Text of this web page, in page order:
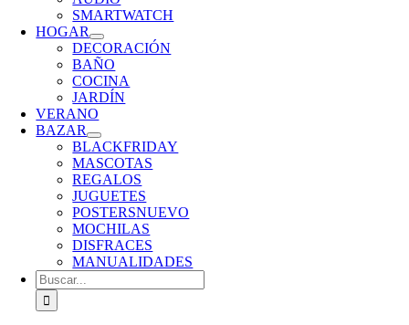
SMARTWATCH
HOGAR
DECORACIÓN
BAÑO
COCINA
JARDÍN
VERANO
BAZAR
BLACKFRIDAY
MASCOTAS
REGALOS
JUGUETES
POSTERSNUEVO
MOCHILAS
DISFRACES
MANUALIDADES
Buscar: